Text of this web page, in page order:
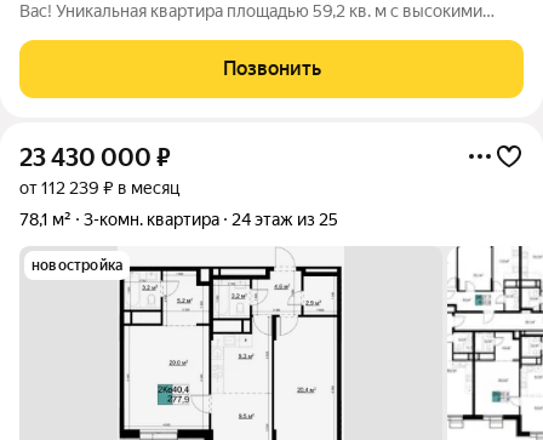
Вас! Уникальная квартира площадью 59,2 кв. м с высокими
для комфортной и стильной жизни без лишних затрат. В
стоимость входит вся техника
Позвонить
23 430 000 ₽
от 112 239 ₽ в месяц
78,1 м²
3-комн. квартира 24 этаж из 25
новостройка